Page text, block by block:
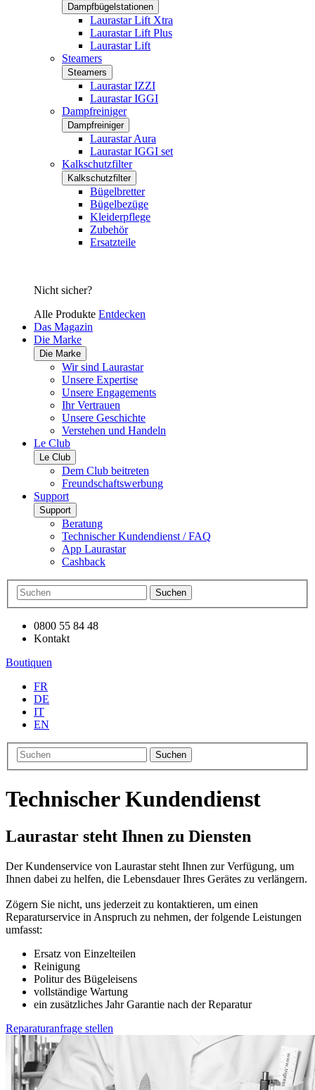
Dampfbügelstationen
Laurastar Lift Xtra
Laurastar Lift Plus
Laurastar Lift
Steamers
Steamers
Laurastar IZZI
Laurastar IGGI
Dampfreiniger
Dampfreiniger
Laurastar Aura
Laurastar IGGI set
Kalkschutzfilter
Kalkschutzfilter
Bügelbretter
Bügelbezüge
Kleiderpflege
Zubehör
Ersatzteile
Nicht sicher?
Alle Produkte Entdecken
Das Magazin
Die Marke
Die Marke
Wir sind Laurastar
Unsere Expertise
Unsere Engagements
Ihr Vertrauen
Unsere Geschichte
Verstehen und Handeln
Le Club
Le Club
Dem Club beitreten
Freundschaftswerbung
Support
Support
Beratung
Technischer Kundendienst / FAQ
App Laurastar
Cashback
Suchen
0800 55 84 48
Kontakt
Boutiquen
FR
DE
IT
EN
Suchen
Technischer Kundendienst
Laurastar steht Ihnen zu Diensten
Der Kundenservice von Laurastar steht Ihnen zur Verfügung, um
Ihnen dabei zu helfen, die Lebensdauer Ihres Gerätes zu verlängern.
Zögern Sie nicht, uns jederzeit zu kontaktieren, um einen
Reparaturservice in Anspruch zu nehmen, der folgende Leistungen
umfasst:
Ersatz von Einzelteilen
Reinigung
Politur des Bügeleisens
vollständige Wartung
ein zusätzliches Jahr Garantie nach der Reparatur
Reparaturanfrage stellen